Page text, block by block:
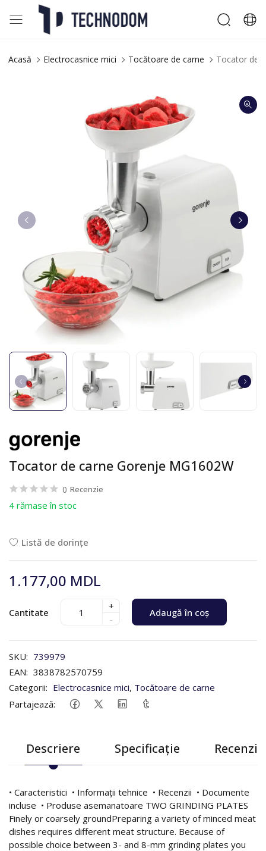
Acasă Electrocasnice mici Tocătoare de carne Tocator de
Tocator de carne Gorenje MG1602W
0 Recenzie
4 rămase în stoc
Listă de dorințe
1.177,00 MDL
Cantitate
+
-
Adaugă în coș
SKU: 739979
EAN: 3838782570759
Categorii: Electrocasnice mici, Tocătoare de carne
Partajează:
Descriere Specificație Recenzii
• Caracteristici • Informații tehnice • Recenzii • Documente
incluse • Produse asemanatoare TWO GRINDING PLATES
Finely or coarsely groundPreparing a variety of minced meat
dishes requires different meat structure. Because of
possible choice between 3- and 8-mm grinding plates you